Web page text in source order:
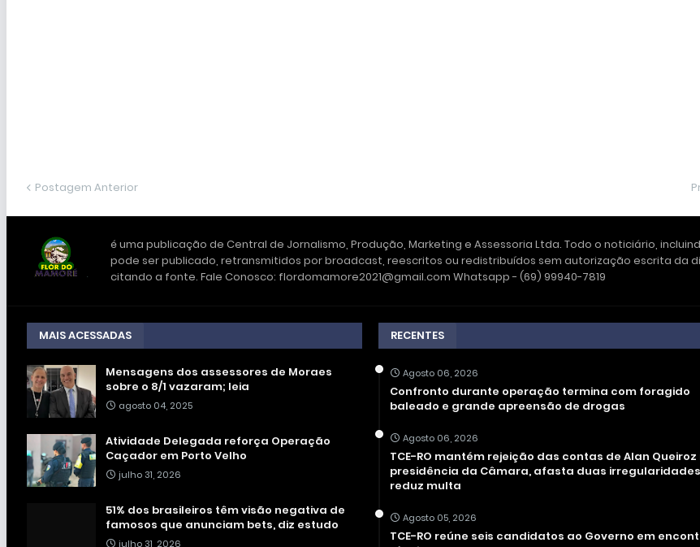
Postagem Anterior
é uma publicação de Central de Jornalismo, Produção, Marketing e Assessoria Ltda. Todo o noticiário,
pode ser publicado, retransmitidos por broadcast, reescritos ou redistribuídos sem autorização escrita da
citando a fonte. Fale Conosco: flordomamore2021@gmail.com Whatsapp - (69) 99940-7819
MAIS ACESSADAS
Mensagens dos assessores de Moraes
sobre o 8/1 vazaram; leia
agosto 04, 2025
Atividade Delegada reforça Operação
Caçador em Porto Velho
julho 31, 2026
51% dos brasileiros têm visão negativa de
famosos que anunciam bets, diz estudo
julho 31, 2026
RECENTES
Agosto 06, 2026
Confronto durante operação termina com foragido
baleado e grande apreensão de drogas
Agosto 06, 2026
TCE-RO mantém rejeição das contas de Alan Queiroz
presidência da Câmara, afasta duas
reduz multa
Agosto 05, 2026
TCE-RO reúne seis candidatos ao Governo em